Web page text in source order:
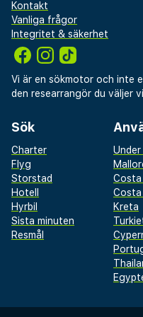
1 november till 20 mars.
Du kommer att ombes
på boendet –
skatter:
Stadsskatt: 3.00 EUR
Vi har listat alla
upplyst oss om.
Avgift för närliggande
(1931 meter bort,
Avgift för extrasäng:
Det är möjligt att
samt att avgifter och
skatt. Observera att
Alla gäster, även barn,
Kontakt
Vanliga frågor
Integritet & säkerhet
Vi är en sökmotor och inte
den researrangör du väljer
Sök
Charter
Flyg
Storstad
Hotell
Hyrbil
Sista minuten
Resmål
Costa
Costa
Kreta